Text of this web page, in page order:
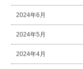
2024年6月
2024年5月
2024年4月